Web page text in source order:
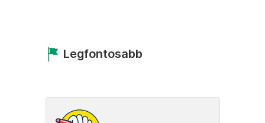
Legfontosabb